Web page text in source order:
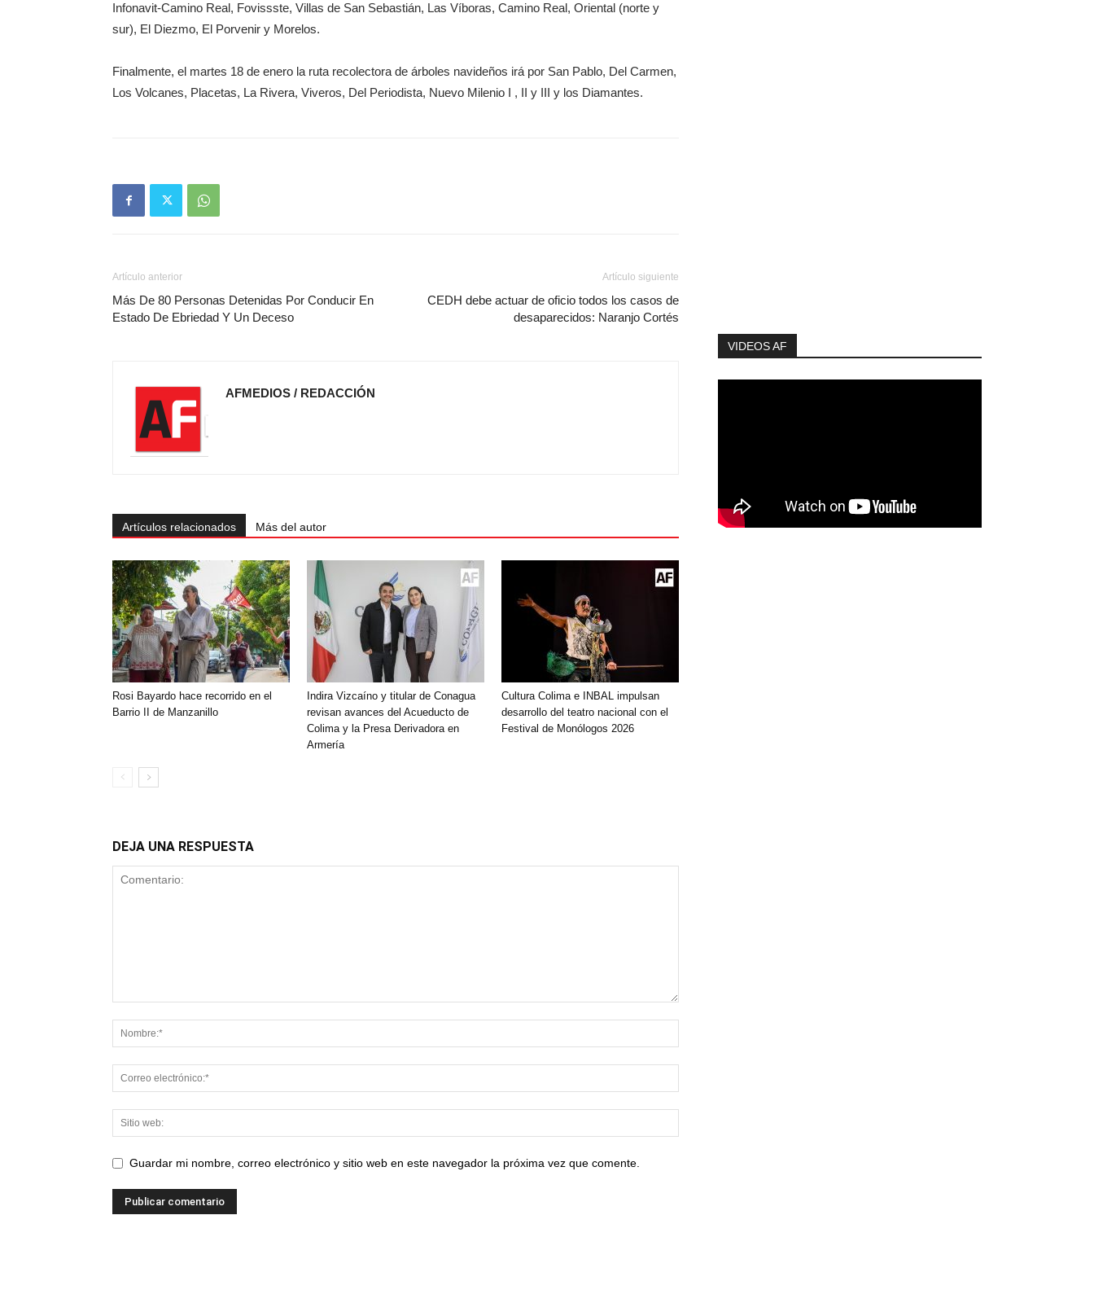
Infonavit-Camino Real, Fovissste, Villas de San Sebastián, Las Víboras, Camino Real, Oriental (norte y
sur), El Diezmo, El Porvenir y Morelos.
Finalmente, el martes 18 de enero la ruta recolectora de árboles navideños irá por San Pablo, Del Carmen,
Los Volcanes, Placetas, La Rivera, Viveros, Del Periodista, Nuevo Milenio I , II y III y los Diamantes.
Artículo anterior
Más De 80 Personas Detenidas Por Conducir En
Estado De Ebriedad Y Un Deceso
Artículo siguiente
CEDH debe actuar de oficio todos los casos de
desaparecidos: Naranjo Cortés
AFMEDIOS / REDACCIÓN
Artículos relacionados Más del autor
Rosi Bayardo hace recorrido en el
Barrio II de Manzanillo
Indira Vizcaíno y titular de Conagua
revisan avances del Acueducto de
Colima y la Presa Derivadora en
Armería
Cultura Colima e INBAL impulsan
desarrollo del teatro nacional con el
Festival de Monólogos 2026
DEJA UNA RESPUESTA
Guardar mi nombre, correo electrónico y sitio web en este navegador la próxima vez que comente.
VIDEOS AF